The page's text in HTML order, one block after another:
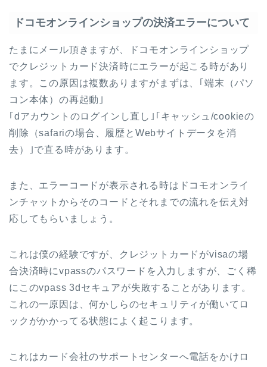
ドコモオンラインショップの決済エラーについて
たまにメール頂きますが、ドコモオンラインショップ
でクレジットカード決済時にエラーが起こる時があり
ます。この原因は複数ありますがまずは、｢端末（パソ
コン本体）の再起動｣
｢dアカウントのログインし直し｣｢キャッシュ/cookieの
削除（safariの場合、履歴とWebサイトデータを消
去）｣で直る時があります。
また、エラーコードが表示される時はドコモオンライ
ンチャットからそのコードとそれまでの流れを伝え対
応してもらいましょう。
これは僕の経験ですが、クレジットカードがvisaの場
合決済時にvpassのパスワードを入力しますが、ごく稀
にこのvpass 3dセキュアが失敗することがあります。
これの一原因は、何かしらのセキュリティが働いてロ
ックがかかってる状態によく起こります。
これはカード会社のサポートセンターへ電話をかけロ